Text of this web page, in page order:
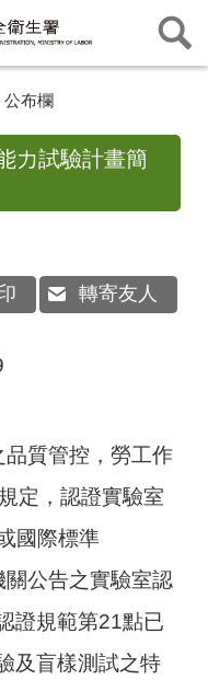
公布欄
力試驗計畫簡
轉寄友人
質管控，勞工作
定，認證實驗室
國際標準
關公告之實驗室認
證規範第21點已
及盲樣測試之特